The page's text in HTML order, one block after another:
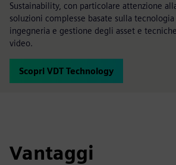
Sustainability, con particolare attenzione
soluzioni complesse basate sulla
ingegneria e gestione degli asset e
video.
Scopri VDT Technology
Vantaggi